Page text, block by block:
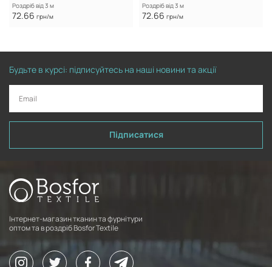
Роздріб від 3 м
72.66 грн/м
Роздріб від 3 м
72.66 грн/м
Будьте в курсі: підписуйтесь на наші новини та акції
Підписатися
Інтернет-магазин тканин та фурнітури
оптом та в роздріб Bosfor Textile